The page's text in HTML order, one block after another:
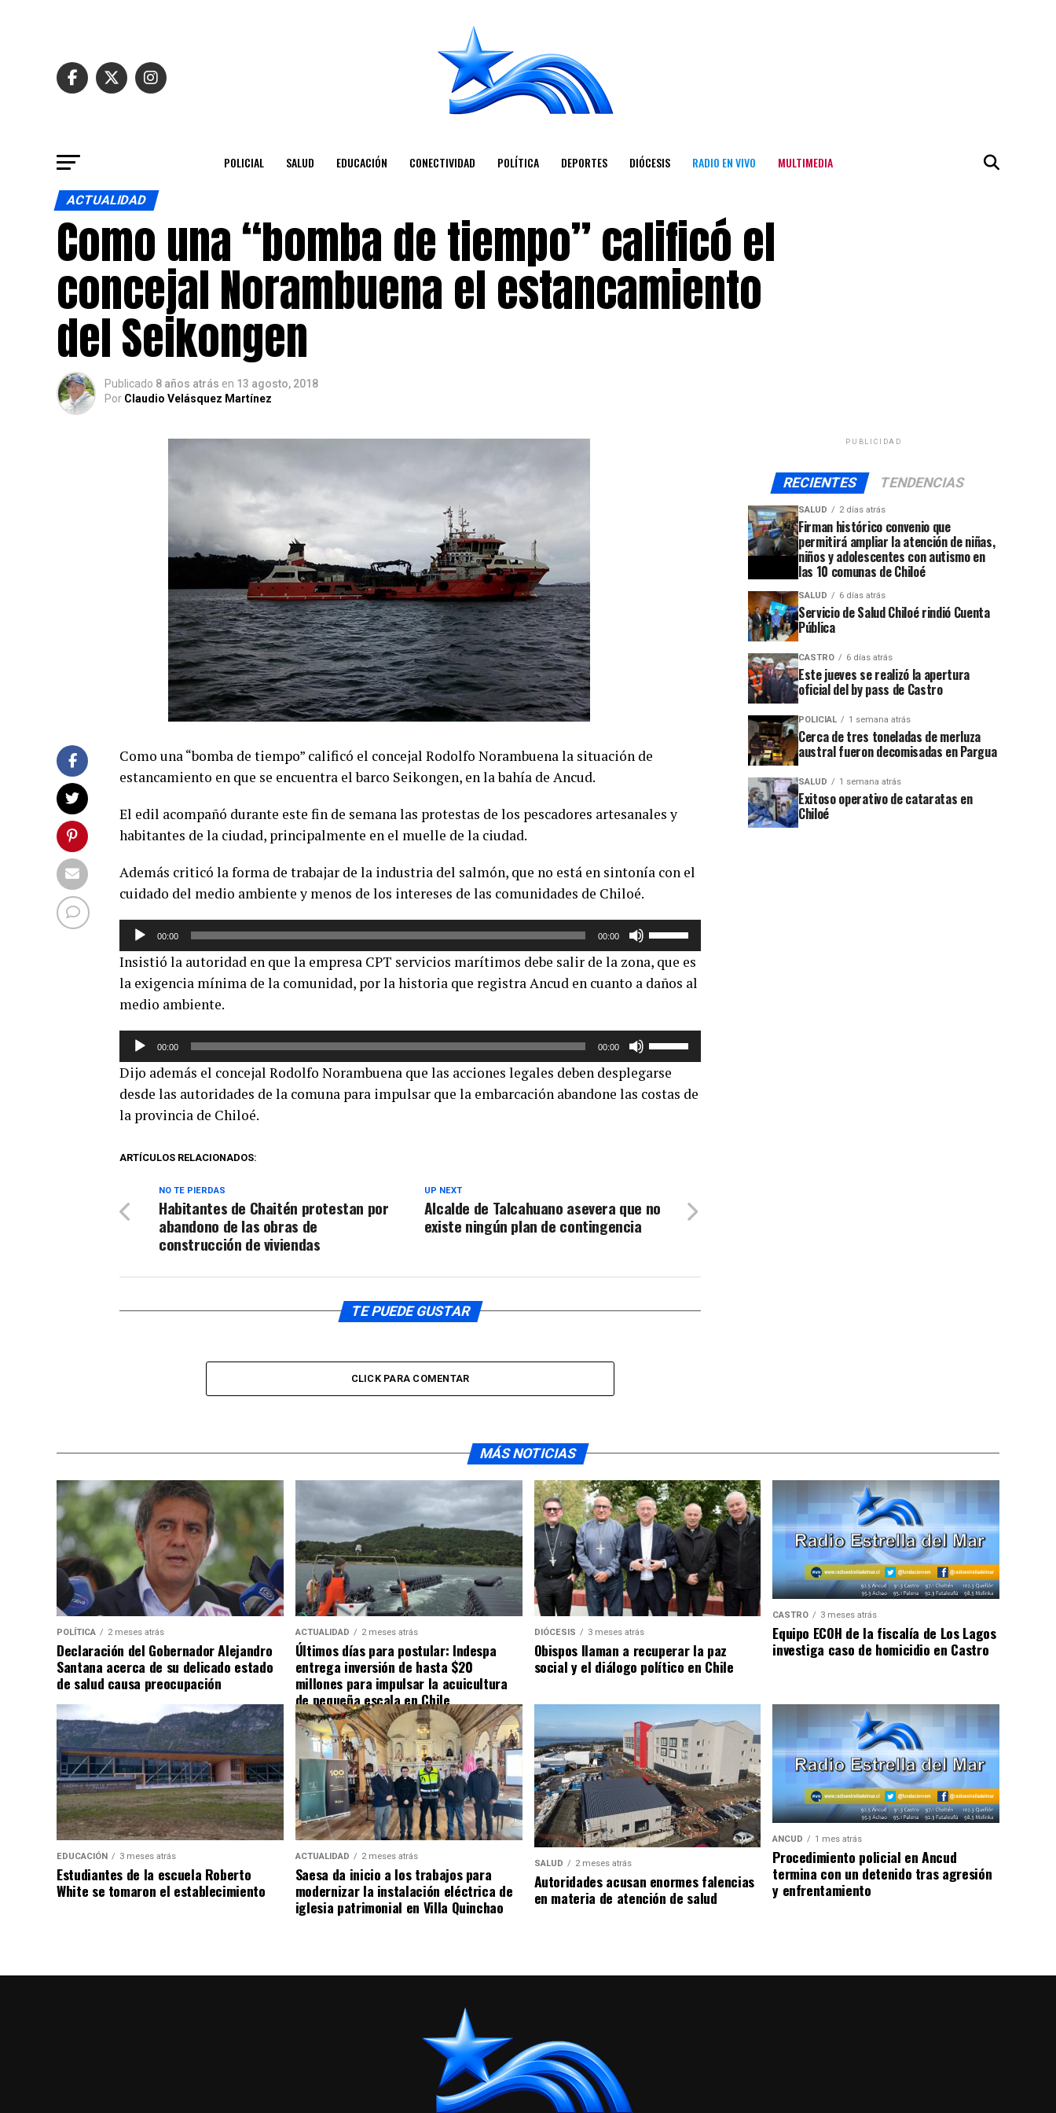
POLICIAL SALUD EDUCACIÓN CONECTIVIDAD POLÍTICA DEPORTES DIÓCESIS RADIO EN VIVO MULTIMEDIA
ACTUALIDAD
Como una “bomba de tiempo” calificó el
concejal Norambuena el estancamiento
del Seikongen
Publicado 8 años atrás en 13 agosto, 2018
Por Claudio Velásquez Martínez
Como una “bomba de tiempo” calificó el concejal Rodolfo Norambuena la situación de
estancamiento en que se encuentra el barco Seikongen, en la bahía de Ancud.
El edil acompañó durante este fin de semana las protestas de los pescadores artesanales y
habitantes de la ciudad, principalmente en el muelle de la ciudad.
Además criticó la forma de trabajar de la industria del salmón, que no está en sintonía con el
cuidado del medio ambiente y menos de los intereses de las comunidades de Chiloé.
Reproductor
audio
00:00 00:00
teclas
de
para
aumentar
o
disminuir
Insistió la autoridad en que la empresa CPT servicios marítimos debe salir de la zona, que es
la exigencia mínima de la comunidad, por la historia que registra Ancud en cuanto a daños al
medio ambiente.
Reproductor
audio
00:00 00:00
teclas
de
disminuir
Dijo además el concejal Rodolfo Norambuena que las acciones legales deben desplegarse
desde las autoridades de la comuna para impulsar que la embarcación abandone las costas de
la provincia de Chiloé.
ARTÍCULOS RELACIONADOS:
UP NEXT
Alcalde de Talcahuano asevera que no
existe ningún plan de contingencia
NO TE PIERDAS
Habitantes de Chaitén protestan por
abandono de las obras de
construcción de viviendas
TE PUEDE GUSTAR
CLICK PARA COMENTAR
PUBLICIDAD
RECIENTES TENDENCIAS
SALUD 2 días atrás
Firman histórico convenio que
permitirá ampliar la atención de niñas,
niños y adolescentes con autismo en
las 10 comunas de Chiloé
SALUD 6 días atrás
Servicio de Salud Chiloé rindió Cuenta
Pública
CASTRO 6 días atrás
Este jueves se realizó la apertura
oficial del by pass de Castro
POLICIAL 1 semana atrás
Cerca de tres toneladas de merluza
austral fueron decomisadas en Pargua
SALUD 1 semana atrás
Exitoso operativo de cataratas en
Chiloé
MÁS NOTICIAS
POLÍTICA 2 meses atrás
Declaración del Gobernador Alejandro
Santana acerca de su delicado estado
de salud causa preocupación
ACTUALIDAD 2 meses atrás
Últimos días para postular: Indespa
entrega inversión de hasta $20
millones para impulsar la acuicultura
de pequeña escala en Chile
DIÓCESIS 3 meses atrás
Obispos llaman a recuperar la paz
social y el diálogo político en Chile
CASTRO 3 meses atrás
Equipo ECOH de la fiscalía de Los Lagos
investiga caso de homicidio en Castro
EDUCACIÓN 3 meses atrás
Estudiantes de la escuela Roberto
White se tomaron el establecimiento
ACTUALIDAD 2 meses atrás
Saesa da inicio a los trabajos para
modernizar la instalación eléctrica de
iglesia patrimonial en Villa Quinchao
SALUD 2 meses atrás
Autoridades acusan enormes falencias
en materia de atención de salud
ANCUD 1 mes atrás
Procedimiento policial en Ancud
termina con un detenido tras agresión
y enfrentamiento